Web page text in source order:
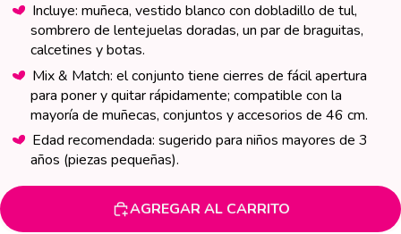
misma
página.
Incluye: muñeca, vestido blanco con dobladillo de tul,
sombrero de lentejuelas doradas, un par de braguitas,
calcetines y botas.
Mix & Match: el conjunto tiene cierres de fácil apertura
para poner y quitar rápidamente; compatible con la
mayoría de muñecas, conjuntos y accesorios de 46 cm.
Edad recomendada: sugerido para niños mayores de 3
años (piezas pequeñas).
AGREGAR AL CARRITO